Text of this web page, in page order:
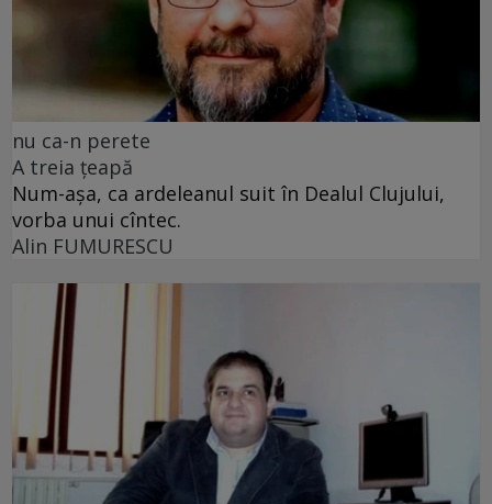
nu ca-n perete
A treia țeapă
Num-așa, ca ardeleanul suit în Dealul Clujului,
vorba unui cîntec.
Alin FUMURESCU